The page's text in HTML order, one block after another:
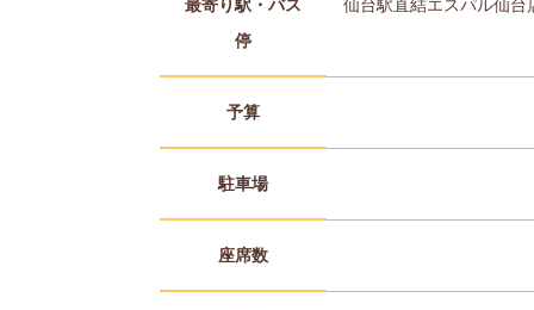
最寄り駅・バス
停
仙台駅直結エスパル仙
予算
駐車場
座席数